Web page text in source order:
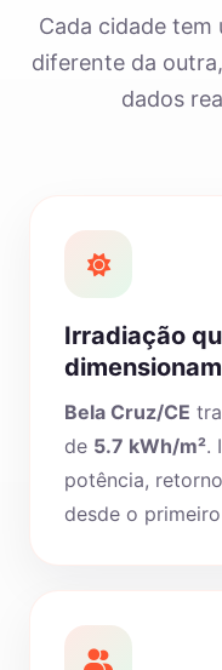
Cada cidade
diferente da
dados
Irradiação
Bela Cruz/CE
de 5.7 kWh/m².
potência,
desde o